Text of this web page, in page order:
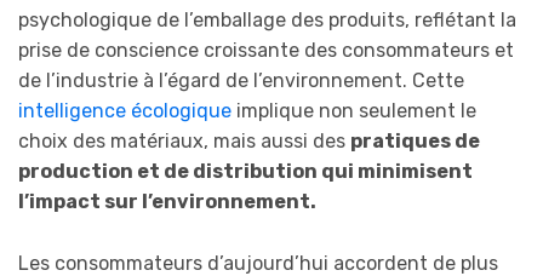
psychologique de l’emballage des produits, reflétant la
prise de conscience croissante des consommateurs et
de l’industrie à l’égard de l’environnement. Cette
intelligence écologique implique non seulement le
choix des matériaux, mais aussi des pratiques de
production et de distribution qui minimisent
l’impact sur l’environnement.
Les consommateurs d’aujourd’hui accordent de plus